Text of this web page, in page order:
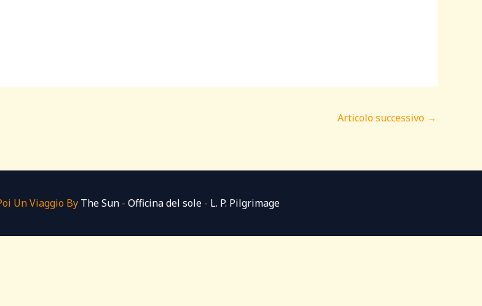
Articolo successivo →
Un Viaggio By The Sun- Officina del sole- L. P. Pilgrimage